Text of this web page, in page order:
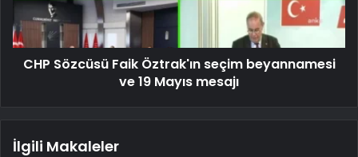
CHP Sözcüsü Faik Öztrak'ın seçim beyannamesi
ve 19 Mayıs mesajı
İlgili Makaleler